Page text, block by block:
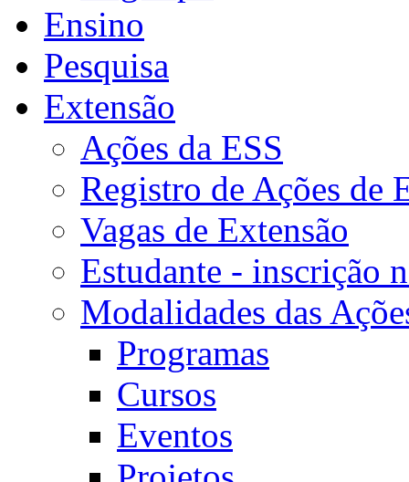
Ensino
Pesquisa
Extensão
Ações da ESS
Registro de Ações de
Vagas de Extensão
Estudante - inscrição
Modalidades das
Programas
Cursos
Eventos